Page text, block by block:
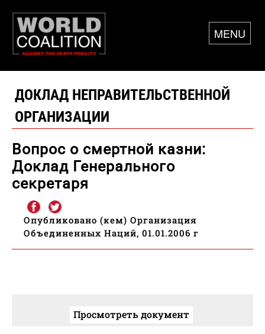
MENU
ДОКЛАД НЕПРАВИТЕЛЬСТВЕННОЙ
ОРГАНИЗАЦИИ
Вопрос о смертной казни:
Доклад Генерального
секретаря
Опубликовано (кем) Организация
Объединенных Наций, 01.01.2006 г
Просмотреть документ